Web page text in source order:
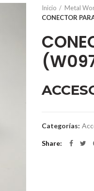
Inicio Metal
CONECTOR
Categorías:
Share